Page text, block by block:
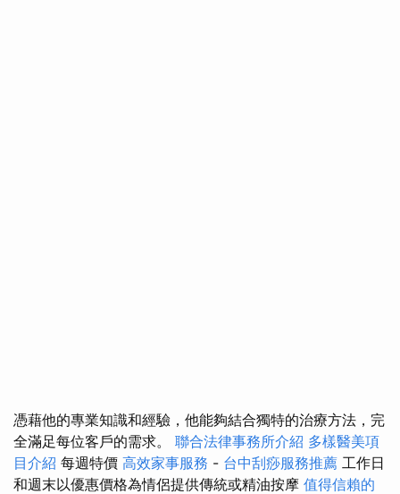
憑藉他的專業知識和經驗，他能夠結合獨特的治療方法，完
全滿足每位客戶的需求。 聯合法律事務所介紹 多樣醫美項
目介紹 每週特價 高效家事服務 - 台中刮痧服務推薦 工作日
和週末以優惠價格為情侶提供傳統或精油按摩 值得信賴的